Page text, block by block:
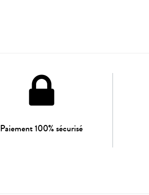
Paiement 100% sécurisé